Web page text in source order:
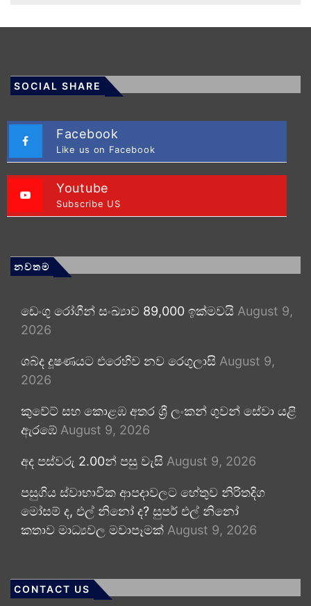
SOCIAL SHARE
Facebook
Like us on Facebook
Youtube
Subscribe US
නවතම
ඩෙංගු රෝගීන් සංඛ්‍යාව 89,000 ඉක්මවයි August 9,
2026
ශබ්ද දූෂණයට එරෙහිව නව රෙගුලාසි August 9,
2026
කුවේට් සහ කොළඹ අතර ශ්‍රී ලංකන් ගුවන් සේවා යළි
ඇරඹේ August 9, 2026
අද පස්වරු 2.00න් පසු වැසි August 9, 2026
පසුගිය ස්වාභාවික ආපදාවලට හේතුව නිරිතදිග
මෝසම් ද, එල් නිනෝ ද? සුපර් එල් නිනෝ
කතාව මාධ්‍යවල මවාපෑමක් August 9, 2026
CONTACT US